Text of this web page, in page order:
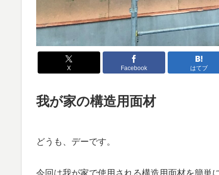
X Facebook はてブ
我が家の構造用面材
どうも、デーです。
今回は我が家で使用される構造用面材を簡単